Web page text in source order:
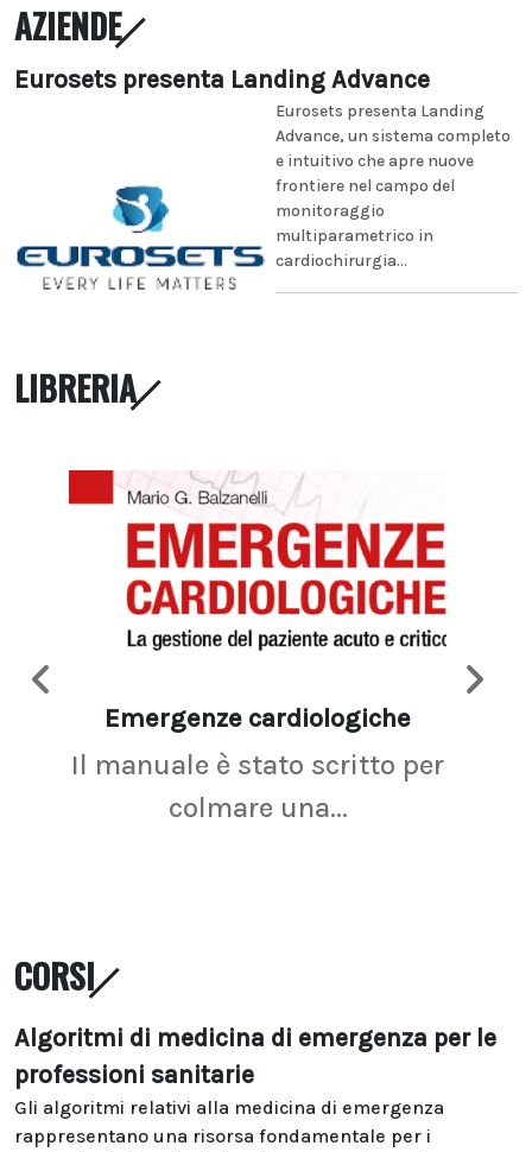
AZIENDE
Eurosets presenta Landing Advance
Eurosets presenta Landing
Advance, un sistema completo
e intuitivo che apre nuove
frontiere nel campo del
monitoraggio
multiparametrico in
cardiochirurgia...
LIBRERIA
Emergenze cardiologiche
Il manuale è stato scritto per
colmare una...
CORSI
Algoritmi di medicina di emergenza per le
professioni sanitarie
Gli algoritmi relativi alla medicina di emergenza
rappresentano una risorsa fondamentale per i